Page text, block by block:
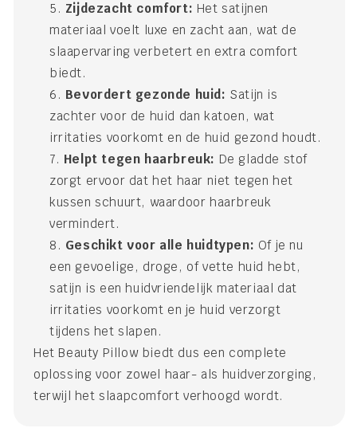
Zijdezacht comfort: Het satijnen
materiaal voelt luxe en zacht aan, wat de
slaapervaring verbetert en extra comfort
biedt.
Bevordert gezonde huid: Satijn is
zachter voor de huid dan katoen, wat
irritaties voorkomt en de huid gezond houdt.
Helpt tegen haarbreuk: De gladde stof
zorgt ervoor dat het haar niet tegen het
kussen schuurt, waardoor haarbreuk
vermindert.
Geschikt voor alle huidtypen: Of je nu
een gevoelige, droge, of vette huid hebt,
satijn is een huidvriendelijk materiaal dat
irritaties voorkomt en je huid verzorgt
tijdens het slapen.
Het Beauty Pillow biedt dus een complete
oplossing voor zowel haar- als huidverzorging,
terwijl het slaapcomfort verhoogd wordt.